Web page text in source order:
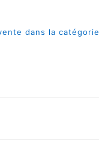
dans la catégorie